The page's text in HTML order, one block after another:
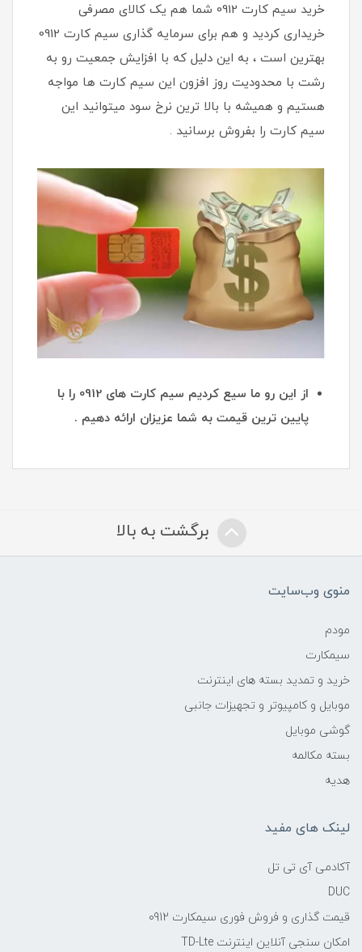
خرید سیم کارت 0912 شما هم یک کالای مصرفی
خریداری کردید و هم برای سرمایه گذاری سیم کارت 0912
بهترین است ، به این دلیل که با افزایش جمعیت رو به
رشت با محدودیت روز افزون این سیم کارت ها مواجه
هستیم و همیشه با بالا ترین نرخ سود میتوانید این
سیم کارت را بفروش برسانید .
از این رو ما سیع کردیم سیم کارت های 0912 را با
پایین ترین قیمت به شما عزیزان ارائه دهیم .
برگشت به بالا
منوی وب‌سایت
مودم
سیمکارت
خرید و تمدید بسته های اینترنت
موبایل و کامپیوتر و تجهیزات جانبی
گوشی موبایل
بسته مکالمه
هدیه
لینک های مفید
آکادمی آی تی تل
DUC
قیمت گذاری و فروش فوری سیمکارت 0912
امکان سنجی آنلاین اینترنت TD-Lte